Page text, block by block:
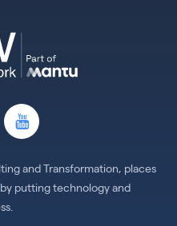
and Transformation, places
putting technology and